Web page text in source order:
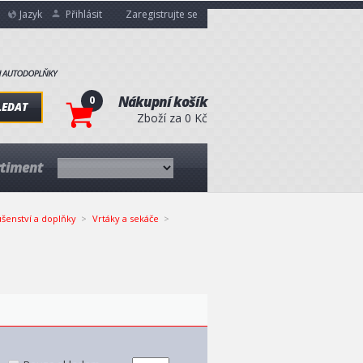
Jazyk Přihlásit Zaregistrujte se
0 Nákupní košík
Zboží za 0 Kč
a doplňky
Vrtáky a sekáče